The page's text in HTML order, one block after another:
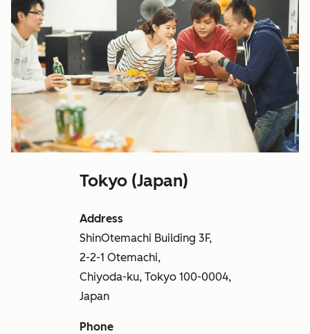
Tokyo (Japan)
Address
ShinOtemachi Building 3F,
2-2-1 Otemachi,
Chiyoda-ku, Tokyo 100-0004,
Japan
Phone